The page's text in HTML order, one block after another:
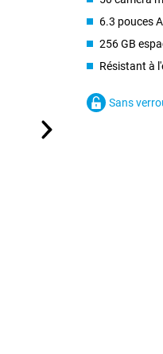
6.3 pouces
256 GB
Résistant à
Sans